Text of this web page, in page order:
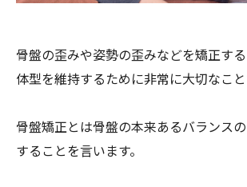
骨盤の歪みや姿勢の歪みなどを矯正す
体型を維持するために非常に大切なこ
骨盤矯正とは骨盤の本来あるバランス
することを言います。